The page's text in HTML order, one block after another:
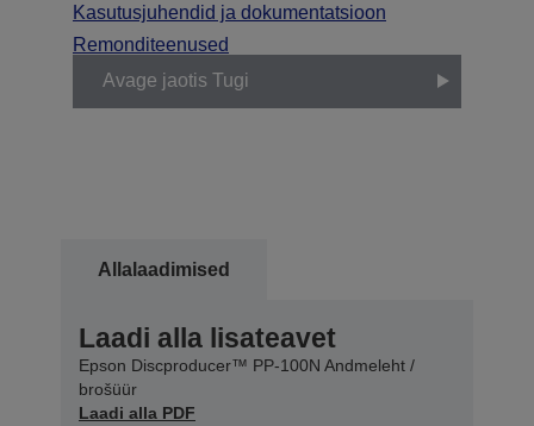
Kasutusjuhendid ja dokumentatsioon
Remonditeenused
Avage jaotis Tugi
Allalaadimised
Laadi alla lisateavet
Epson Discproducer™ PP-100N Andmeleht /
brošüür
Laadi alla PDF